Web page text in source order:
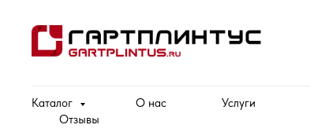
Каталог О нас Услуги
Отзывы